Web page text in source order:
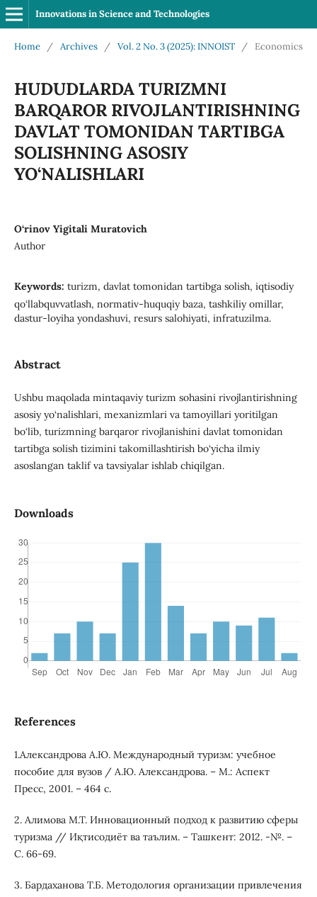
Innovations in Science and Technologies
Home / Archives / Vol. 2 No. 3 (2025): INNOIST / Economics
HUDUDLARDA TURIZMNI
BARQAROR RIVOJLANTIRISHNING
DAVLAT TOMONIDAN TARTIBGA
SOLISHNING ASOSIY
YO‘NALISHLARI
O‘rinov Yigitali Muratovich
Author
Keywords: turizm, davlat tomonidan tartibga solish, iqtisodiy
qo‘llabquvvatlash, normativ-huquqiy baza, tashkiliy omillar,
dastur-loyiha yondashuvi, resurs salohiyati, infratuzilma.
Abstract
Ushbu maqolada mintaqaviy turizm sohasini rivojlantirishning
asosiy yo‘nalishlari, mexanizmlari va tamoyillari yoritilgan
bo‘lib, turizmning barqaror rivojlanishini davlat tomonidan
tartibga solish tizimini takomillashtirish bo‘yicha ilmiy
asoslangan taklif va tavsiyalar ishlab chiqilgan.
Downloads
References
1.Александрова А.Ю. Международный туризм: учебное
пособие для вузов / А.Ю. Александрова. – М.: Аспект
Пресс, 2001. – 464 с.
2. Алимова М.Т. Инновационный подход к развитию сферы
туризма // Иқтисодиёт ва таълим. – Ташкент: 2012. -№. –
С. 66-69.
3. Бардаханова Т.Б. Методология организации привлечения